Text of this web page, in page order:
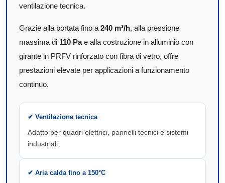
ventilazione tecnica.
Grazie alla portata fino a 240 m³/h, alla pressione
massima di 110 Pae alla costruzione in alluminio con
girante in PRFV rinforzato con fibra di vetro, offre
prestazioni elevate per applicazioni a funzionamento
continuo.
✔ Ventilazione tecnica
Adatto per quadri elettrici, pannelli tecnici e sistemi
industriali.
✔ Aria calda fino a 150°C